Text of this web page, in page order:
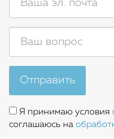
Отправить
Я принимаю условия
соглашаюсь на